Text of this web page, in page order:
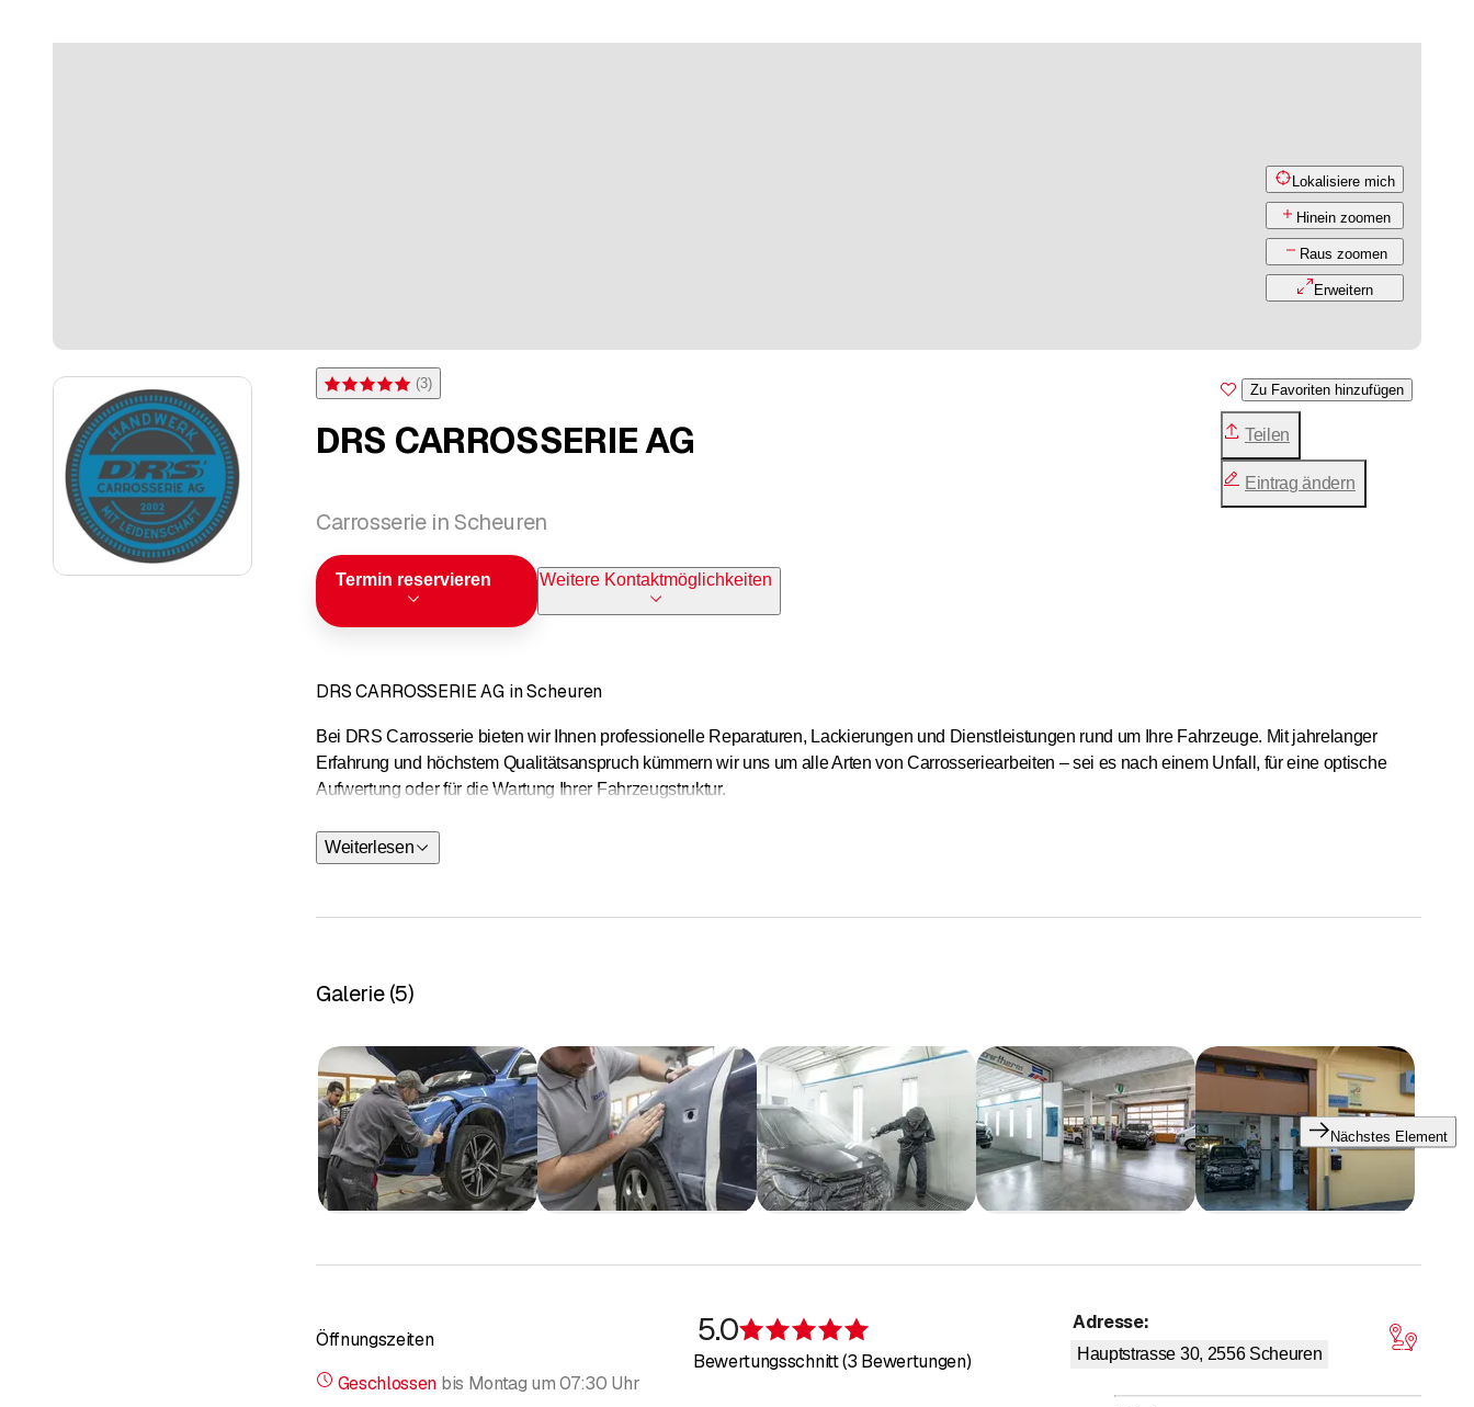
Lokalisiere mich
Hinein zoomen
Raus zoomen
Erweitern
Bewertung 5 von 5 Sternen bei 3 Bewertungen
(3)
DRS CARROSSERIE AG
Carrosserie in Scheuren
Termin reservieren Weitere Kontaktmöglichkeiten
Zu Favoriten hinzufügen
Teilen
Eintrag ändern
DRS CARROSSERIE AG in Scheuren
Bei DRS Carrosserie bieten wir Ihnen professionelle Reparaturen, Lackierungen und Dienstleistungen rund um Ihre Fahrzeuge. Mit jahrelanger
Erfahrung und höchstem Qualitätsanspruch kümmern wir uns um alle Arten von Carrosseriearbeiten – sei es nach einem Unfall, für eine optische
Aufwertung oder für die Wartung Ihrer Fahrzeugstruktur.
Unsere Dienstleistungen
Lackschaden
Neulackierung
Felgenreparatur
Oldtimer-Restauration
Service
Weiterlesen
Galerie (5)
Nächstes Element
Öffnungszeiten
Geschlossen bis Montag um 07:30 Uhr
Bewertung 5 von 5 Sternen
5.0
Bewertungsschnitt (3 Bewertungen)
Adresse:
Hauptstrasse 30, 2556 Scheuren